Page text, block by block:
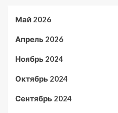
Май 2026
Апрель 2026
Ноябрь 2024
Октябрь 2024
Сентябрь 2024